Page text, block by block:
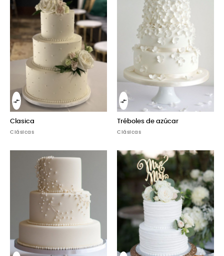

Clasica
Clásicas

Tréboles de azúcar
Clásicas